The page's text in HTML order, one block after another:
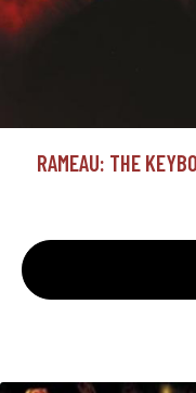
RAMEAU: THE